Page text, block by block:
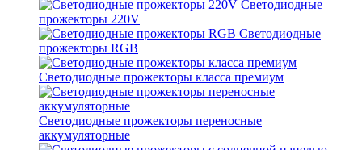
Светодиодные
прожекторы 220V
Светодиодные
прожекторы RGB
Светодиодные прожекторы класса премиум
Светодиодные прожекторы переносные
аккумуляторные